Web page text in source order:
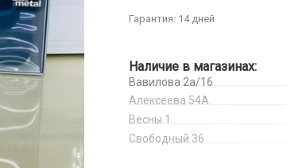
Гарантия: 14 дней
Наличие в магазинах:
Вавилова 2а/16
Алексеева 54А
Весны 1
Свободный 36